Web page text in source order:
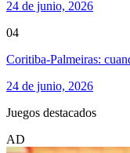
24 de junio, 2026
04
Coritiba-Palmeiras:
24 de junio, 2026
Juegos destacados
AD